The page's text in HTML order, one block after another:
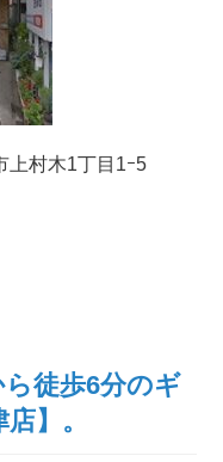
上村木1丁目1ｰ5
徒歩6分のギ
】。